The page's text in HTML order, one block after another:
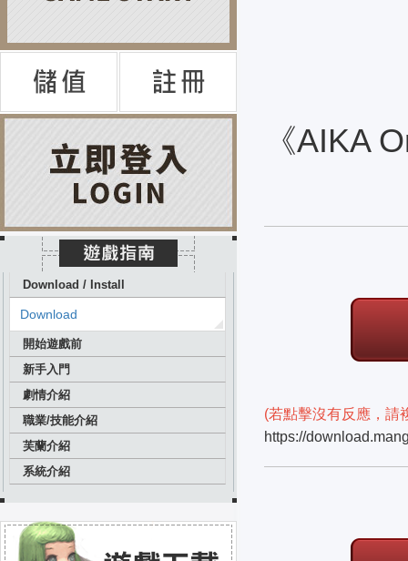
《AIKA
(若點擊沒有反應，請
https://
Download / Install
Download
開始遊戲前
新手入門
劇情介紹
職業/技能介紹
芙蘭介紹
系統介紹